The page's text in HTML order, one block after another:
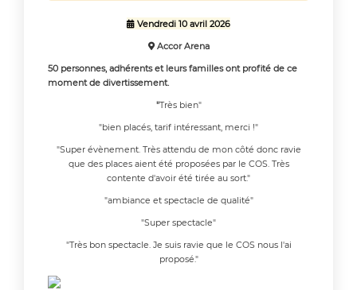
 Vendredi 10 avril 2026
Accor Arena
50 personnes, adhérents et leurs familles ont profité de ce
moment de divertissement.
"Très bien"
"bien placés, tarif intéressant, merci !"
"Super évènement. Très attendu de mon côté donc ravie
que des places aient été proposées par le COS. Très
contente d'avoir été tirée au sort."
"ambiance et spectacle de qualité"
"Super spectacle"
"Très bon spectacle. Je suis ravie que le COS nous l'ai
proposé."